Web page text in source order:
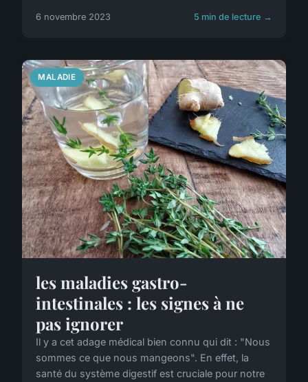
6 novembre 2023 5 min de lecture →
MALADIE
les maladies gastro-
intestinales : les signes à ne
pas ignorer
Il y a cet adage médical bien connu qui dit : "Nous
sommes ce que nous mangeons". En effet, la
santé du système digestif est cruciale pour notre